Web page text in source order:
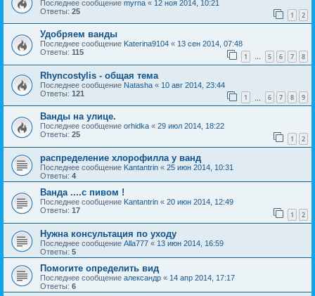
Последнее сообщение myrna « 12 ноя 2014, 10:21
Ответы: 25 1 2
Удобряем ванды
Последнее сообщение Katerina9104 « 13 сен 2014, 07:48
Ответы: 115 1 … 5 6 7 8
Rhyncostylis - общая тема
Последнее сообщение Natasha « 10 авг 2014, 23:44
Ответы: 121 1 6 7 8 9
Ванды на улице.
Последнее сообщение orhidka « 29 июл 2014, 18:22
Ответы: 25 1 2
распределение хлорофилла у ванд
Последнее сообщение Kantantrin « 25 июн 2014, 10:31
Ответы: 4
Ванда ....с пивом !
Последнее сообщение Kantantrin « 20 июн 2014, 12:49
Ответы: 17 1 2
Нужна консультация по уходу
Последнее сообщение Alla777 « 13 июн 2014, 16:59
Ответы: 5
Помогите определить вид
Последнее сообщение александр « 14 апр 2014, 17:17
Ответы: 6